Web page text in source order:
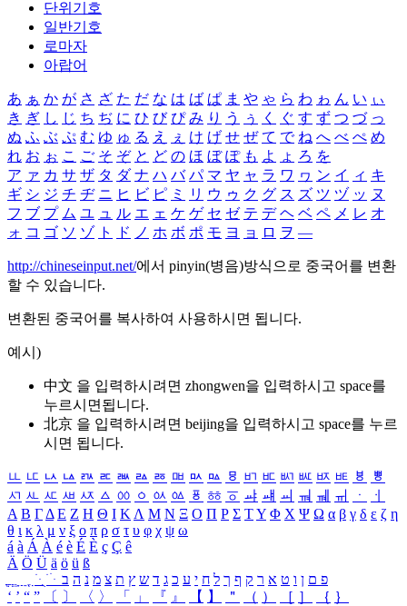
단위기호
일반기호
로마자
아랍어
あ ぁ か が さ ざ た だ な は ば ぱ ま や ゃ ら わ ゎ ん い ぃ
き ぎ し じ ち ぢ に ひ び ぴ み り う ぅ く ぐ す ず つ づ っ
ぬ ふ ぶ ぷ む ゆ ゅ る え ぇ け げ せ ぜ て で ね へ べ ぺ め
れ お ぉ こ ご そ ぞ と ど の ほ ぼ ぽ も よ ょ ろ を
ア ァ カ サ ザ タ ダ ナ ハ バ パ マ ヤ ャ ラ ワ ヮ ン イ ィ キ
ギ シ ジ チ ヂ ニ ヒ ビ ピ ミ リ ウ ゥ ク グ ス ズ ツ ヅ ッ ヌ
フ ブ プ ム ユ ュ ル エ ェ ケ ゲ セ ゼ テ デ ヘ ベ ペ メ レ オ
ォ コ ゴ ソ ゾ ト ド ノ ホ ボ ポ モ ヨ ョ ロ ヲ ―
http://chineseinput.net/에서 pinyin(병음)방식으로 중국어를 변환
할 수 있습니다.
변환된 중국어를 복사하여 사용하시면 됩니다.
예시)
中文 을 입력하시려면 zhongwen을 입력하시고 space를
누르시면됩니다.
北京 을 입력하시려면 beijing을 입력하시고 space를 누르
시면 됩니다.
ㅥ ㅦ ㅧ ㅨ ㅩ ㅪ ㅫ ㅬ ㅭ ㅮ ㅯ ㅰ ㅱ ㅲ ㅳ ㅴ ㅵ ㅶ ㅷ ㅸ
ㅹ
ㅺ ㅻ ㅼ ㅽ ㅾ ㅿ ㆀ ㆁ ㆂ ㆃ ㆄ ㆅ ㆆ ㆇ ㆈ ㆉ ㆊ ㆋ ㆌ ㆍ
ㆎ
Α Β ΓΔ Ε Ζ Η Θ Ι ΚΛ Μ Ν Ξ Ο Π Ρ Σ ΤΥ Φ Χ Ψ Ω α β γ δ ε ζ η
θ ι κ λ μ ν ξ ο π ρ σ τ υ φ χ ψ ω
á à Á À é è É È ç Ç ê
Ä Ö Ü ä ö ü ß
ִֶֹ ֻּ ׁׂ פ ם ן ו ט א ר ק ף ך ל ח י ע כ ג ד ש ץ ת צ מ נ ה ב
‘ ’ “ ” 〔 〕 〈 〉 「 」 『 』 【 】 ＂ （ ） ［ ］ ｛ ｝